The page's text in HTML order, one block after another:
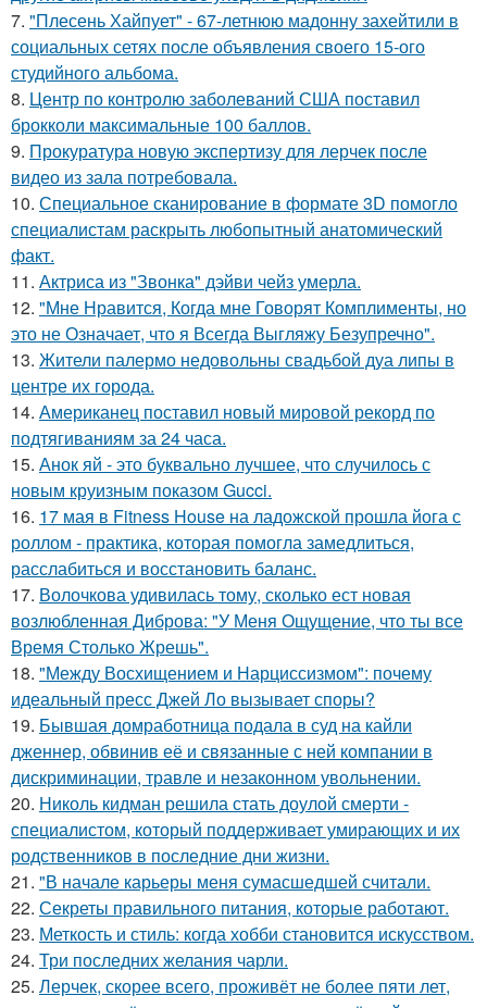
7. "Плесень Хайпует" - 67-летнюю мадонну захейтили в
социальных сетях после объявления своего 15-ого
студийного альбома.
8. Центр по контролю заболеваний США поставил
брокколи максимальные 100 баллов.
9. Прокуратура новую экспертизу для лерчек после
видео из зала потребовала.
10. Специальное сканирование в формате 3D помогло
специалистам раскрыть любопытный анатомический
факт.
11. Актриса из "Звонка" дэйви чейз умерла.
12. "Мне Нравится, Когда мне Говорят Комплименты, но
это не Означает, что я Всегда Выгляжу Безупречно".
13. Жители палермо недовольны свадьбой дуа липы в
центре их города.
14. Американец поставил новый мировой рекорд по
подтягиваниям за 24 часа.
15. Анок яй - это буквально лучшее, что случилось с
новым круизным показом Gucci.
16. 17 мая в Fitness House на ладожской прошла йога с
роллом - практика, которая помогла замедлиться,
расслабиться и восстановить баланс.
17. Волочкова удивилась тому, сколько ест новая
возлюбленная Диброва: "У Меня Ощущение, что ты все
Время Столько Жрешь".
18. "Между Восхищением и Нарциссизмом": почему
идеальный пресс Джей Ло вызывает споры?
19. Бывшая домработница подала в суд на кайли
дженнер, обвинив её и связанные с ней компании в
дискриминации, травле и незаконном увольнении.
20. Николь кидман решила стать доулой смерти -
специалистом, который поддерживает умирающих и их
родственников в последние дни жизни.
21. "В начале карьеры меня сумасшедшей считали.
22. Секреты правильного питания, которые работают.
23. Меткость и стиль: когда хобби становится искусством.
24. Три последних желания чарли.
25. Лерчек, скорее всего, проживёт не более пяти лет,